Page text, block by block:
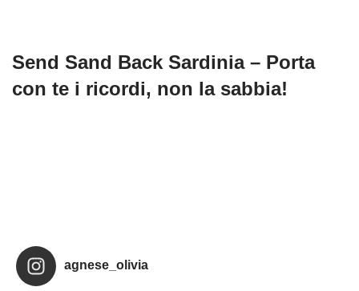
Send Sand Back Sardinia – Porta
con te i ricordi, non la sabbia!
agnese_olivia